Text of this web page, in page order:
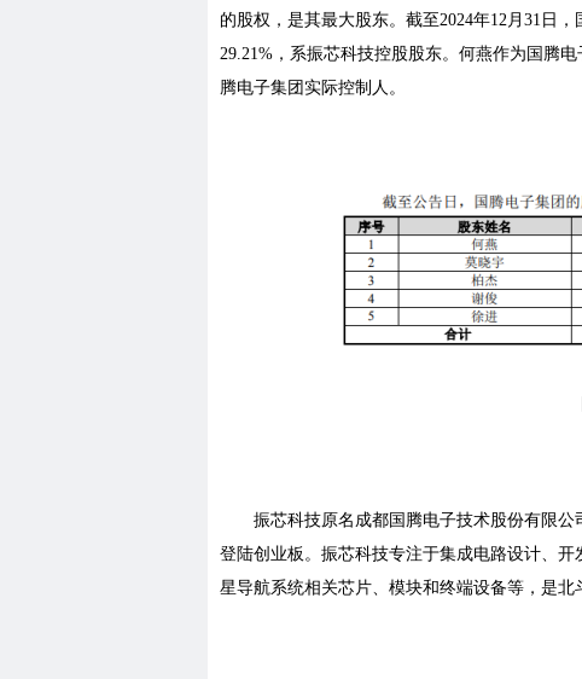
的股权，是其最大股东。截至2024年12月31日
29.21%，系振芯科技控股股东。何燕作为国腾
腾电子集团实际控制人。
振芯科技原名成都国腾电子技术股份有限
登陆创业板。振芯科技专注于集成电路设计、
星导航系统相关芯片、模块和终端设备等，是北